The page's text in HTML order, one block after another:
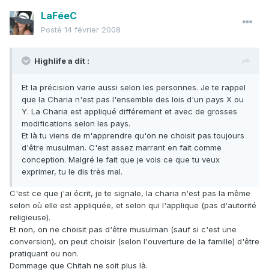
LaFéeC
Posté 14 février 2008
Highlife a dit :
Et la précision varie aussi selon les personnes. Je te rappel
que la Charia n'est pas l'ensemble des lois d'un pays X ou
Y. La Charia est appliqué différement et avec de grosses
modifications selon les pays.
Et là tu viens de m'apprendre qu'on ne choisit pas toujours
d'être musulman. C'est assez marrant en fait comme
conception. Malgré le fait que je vois ce que tu veux
exprimer, tu le dis très mal.
C'est ce que j'ai écrit, je te signale, la charia n'est pas la même
selon où elle est appliquée, et selon qui l'applique (pas d'autorité
religieuse).
Et non, on ne choisit pas d'être musulman (sauf si c'est une
conversion), on peut choisir (selon l'ouverture de la famille) d'être
pratiquant ou non.
Dommage que Chitah ne soit plus là.